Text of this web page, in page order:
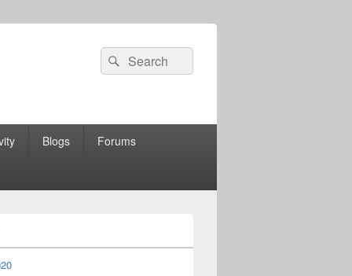
Search
for:
Search
Blogs Forums